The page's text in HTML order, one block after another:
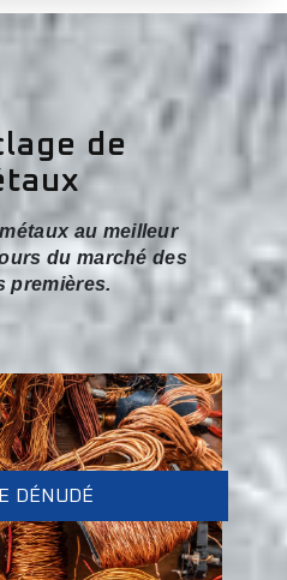
de
au meilleur
du marché des
premières.
DÉNUDÉ